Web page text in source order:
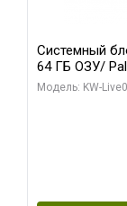
Системный
64 ГБ ОЗУ/
GDDR7 256bit
Модель: KW-